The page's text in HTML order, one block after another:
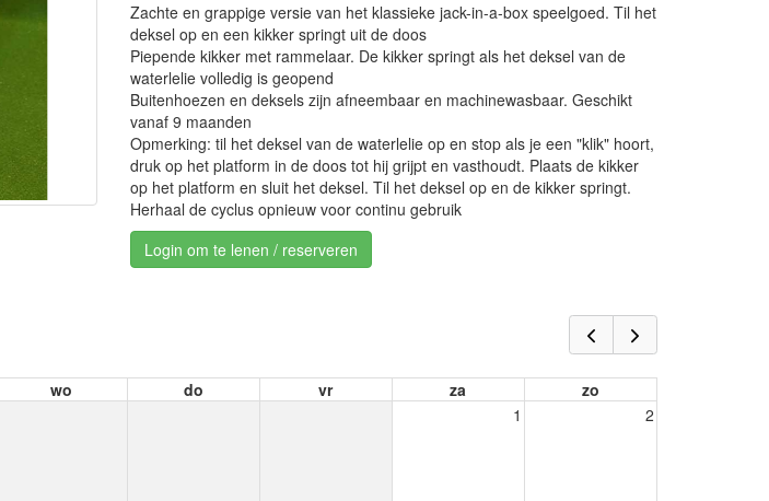
Zachte en grappige versie van het klassieke jack-in-a-box speelgoed. Til het
deksel op en een kikker springt uit de doos
Piepende kikker met rammelaar. De kikker springt als het deksel van de
waterlelie volledig is geopend
Buitenhoezen en deksels zijn afneembaar en machinewasbaar. Geschikt
vanaf 9 maanden
Opmerking: til het deksel van de waterlelie op en stop als je een "klik" hoort,
druk op het platform in de doos tot hij grijpt en vasthoudt. Plaats de kikker
op het platform en sluit het deksel. Til het deksel op en de kikker springt.
Herhaal de cyclus opnieuw voor continu gebruik
Login om te lenen / reserveren
wo do vr za
zo
1
2